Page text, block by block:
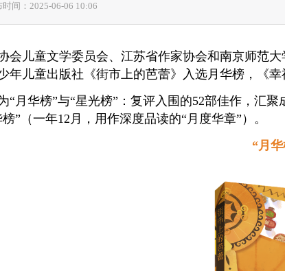
时间：2025-06-06 10:06
会儿童文学委员会、江苏省作家协会和南京师范
年儿童出版社《街市上的芭蕾》入选月华榜，《幸
“月华榜”与“星光榜”：复评入围的52部佳作，汇
”（一年12月，用作深度品读的“月度华章”）。
“月